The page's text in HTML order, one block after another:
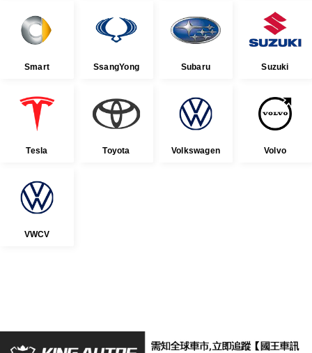
Smart SsangYong Subaru Suzuki
Tesla Toyota Volkswagen Volvo
VWCV